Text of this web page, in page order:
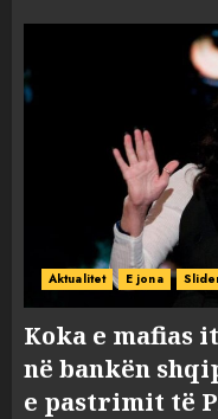
Aktualitet E jona
Koka e mafias
në bankën
e pastrimit të